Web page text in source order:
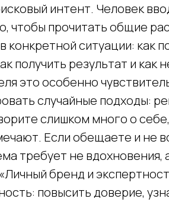
интент. Человек
чтобы прочитать общие
конкретной ситуации: как
получить результат и как
это особенно
случайные подходы:
слишком много о
Если обещаете и не
требует не вдохновения,
бренд и
повысить доверие,